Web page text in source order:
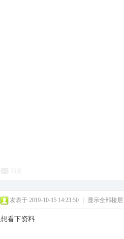
发表于 2019-10-15 14:23:50 显示全部楼层
想看下资料